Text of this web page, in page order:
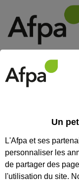
Un
L'Afpa et ses
personnaliser les
de partager des
l'utilisation du site.